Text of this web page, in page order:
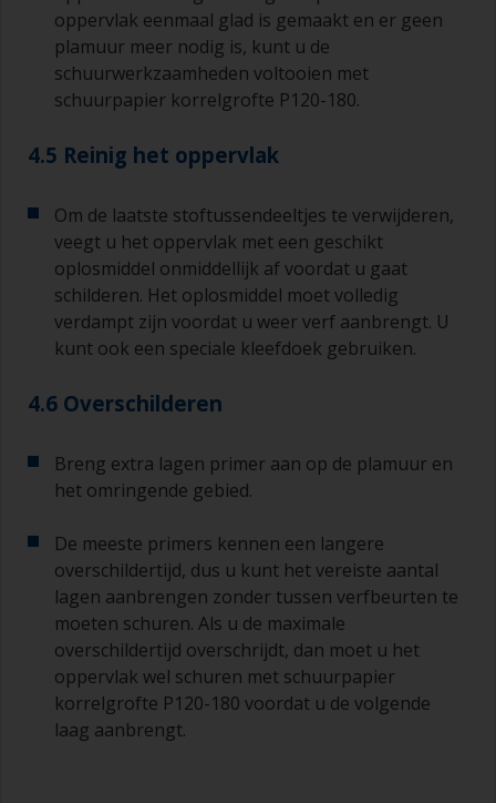
oppervlak eenmaal glad is gemaakt en er geen
plamuur meer nodig is, kunt u de
schuurwerkzaamheden voltooien met
schuurpapier korrelgrofte P120-180.
4.5 Reinig het oppervlak
Om de laatste stoftussendeeltjes te verwijderen,
veegt u het oppervlak met een geschikt
oplosmiddel onmiddellijk af voordat u gaat
schilderen. Het oplosmiddel moet volledig
verdampt zijn voordat u weer verf aanbrengt. U
kunt ook een speciale kleefdoek gebruiken.
4.6 Overschilderen
Breng extra lagen primer aan op de plamuur en
het omringende gebied.
De meeste primers kennen een langere
overschildertijd, dus u kunt het vereiste aantal
lagen aanbrengen zonder tussen verfbeurten te
moeten schuren. Als u de maximale
overschildertijd overschrijdt, dan moet u het
oppervlak wel schuren met schuurpapier
korrelgrofte P120-180 voordat u de volgende
laag aanbrengt.